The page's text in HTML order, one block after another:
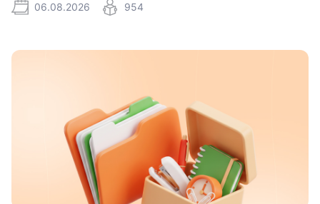
06.08.2026 954